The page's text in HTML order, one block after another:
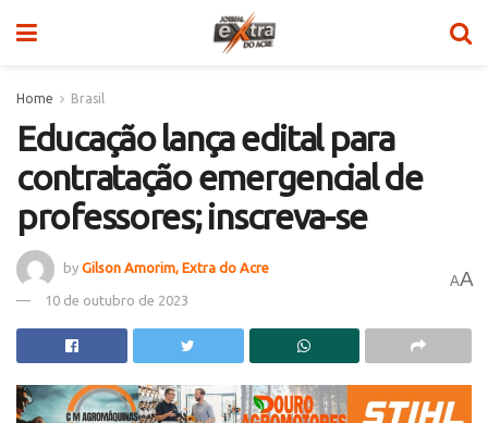
Home Brasil
Educação lança edital para
contratação emergencial de
professores; inscreva-se
by Gilson Amorim, Extra do Acre
10 de outubro de 2023
AA